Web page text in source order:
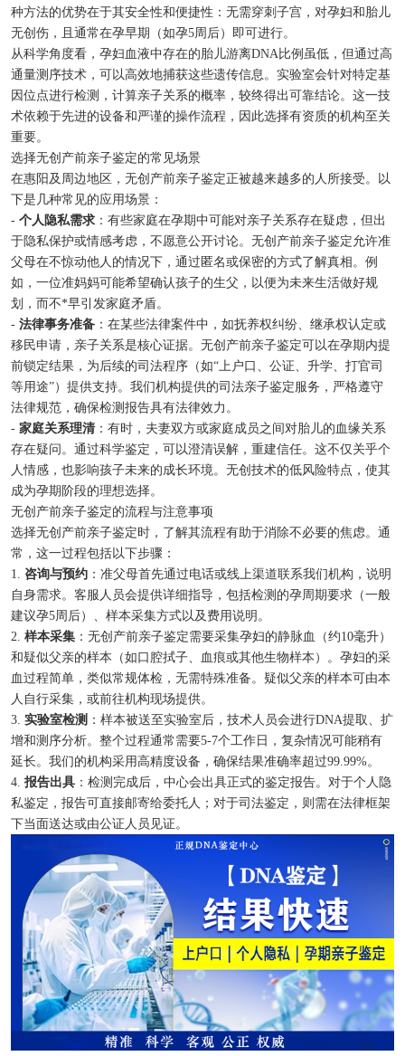
种方法的优势在于其安全性和便捷性：无需穿刺子宫，对孕妇和胎儿
无创伤，且通常在孕早期（如孕5周后）即可进行。
从科学角度看，孕妇血液中存在的胎儿游离DNA比例虽低，但通过高
通量测序技术，可以高效地捕获这些遗传信息。实验室会针对特定基
因位点进行检测，计算亲子关系的概率，较终得出可靠结论。这一技
术依赖于先进的设备和严谨的操作流程，因此选择有资质的机构至关
重要。
选择无创产前亲子鉴定的常见场景
在惠阳及周边地区，无创产前亲子鉴定正被越来越多的人所接受。以
下是几种常见的应用场景：
- 个人隐私需求 ：有些家庭在孕期中可能对亲子关系存在疑虑，但出
于隐私保护或情感考虑，不愿意公开讨论。无创产前亲子鉴定允许准
父母在不惊动他人的情况下，通过匿名或保密的方式了解真相。例
如，一位准妈妈可能希望确认孩子的生父，以便为未来生活做好规
划，而不*早引发家庭矛盾。
- 法律事务准备 ：在某些法律案件中，如抚养权纠纷、继承权认定或
移民申请，亲子关系是核心证据。无创产前亲子鉴定可以在孕期内提
前锁定结果，为后续的司法程序（如“上户口、公证、升学、打官司
等用途”）提供支持。我们机构提供的司法亲子鉴定服务，严格遵守
法律规范，确保检测报告具有法律效力。
- 家庭关系理清：有时，夫妻双方或家庭成员之间对胎儿的血缘关系
存在疑问。通过科学鉴定，可以澄清误解，重建信任。这不仅关乎个
人情感，也影响孩子未来的成长环境。无创技术的低风险特点，使其
成为孕期阶段的理想选择。
无创产前亲子鉴定的流程与注意事项
选择无创产前亲子鉴定时，了解其流程有助于消除不必要的焦虑。通
常，这一过程包括以下步骤：
1. 咨询与预约 ：准父母首先通过电话或线上渠道联系我们机构，说明
自身需求。客服人员会提供详细指导，包括检测的孕周期要求（一般
建议孕5周后）、样本采集方式以及费用说明。
2. 样本采集 ：无创产前亲子鉴定需要采集孕妇的静脉血（约10毫升）
和疑似父亲的样本（如口腔拭子、血痕或其他生物样本）。孕妇的采
血过程简单，类似常规体检，无需特殊准备。疑似父亲的样本可由本
人自行采集，或前往机构现场提供。
3. 实验室检测 ：样本被送至实验室后，技术人员会进行DNA提取、扩
增和测序分析。整个过程通常需要5-7个工作日，复杂情况可能稍有
延长。我们的机构采用高精度设备，确保结果准确率超过99.99%。
4. 报告出具 ：检测完成后，中心会出具正式的鉴定报告。对于个人隐
私鉴定，报告可直接邮寄给委托人；对于司法鉴定，则需在法律框架
下当面送达或由公证人员见证。